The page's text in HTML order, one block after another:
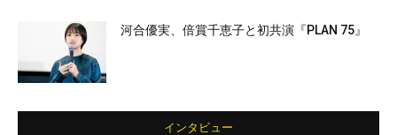
河合優実、倍賞千恵子と初共演『PLAN 75』
インタビュー